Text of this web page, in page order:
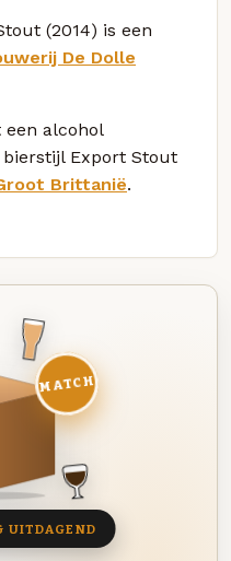
(2014) is een
De Dolle
een alcohol
bierstijl Export Stout
Brittanië.
MATCH
UITDAGEND